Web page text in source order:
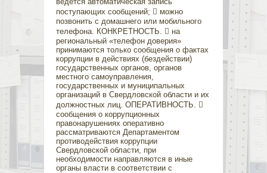
поступающих сообщений;  можно
позвонить с домашнего или мобильного
телефона. КОНКРЕТНОСТЬ.  на
региональный «телефон доверия»
принимаются только сообщения о фактах
коррупции в действиях (бездействии)
государственных органов, органов
местного самоуправления,
государственных и муниципальных
организаций в Свердловской области и их
должностных лиц. ОПЕРАТИВНОСТЬ. 
сообщения о коррупционных
правонарушениях оперативно
рассматриваются Департаментом
противодействия коррупции
Свердловской области, при
необходимости направляются в иные
органы власти в соответствии с